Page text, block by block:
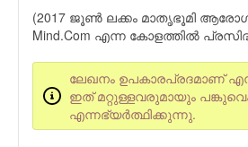
(2017 ജൂണ്‍ ലക്കം മാതൃഭൂമി
Mind.Com എന്ന കോളത്തില്‍
ലേഖനം ഉപകാരപ്രദമാണ്
ഇത് മറ്റുള്ളവരുമായും
എന്നഭ്യര്‍ത്ഥിക്കുന്നു.